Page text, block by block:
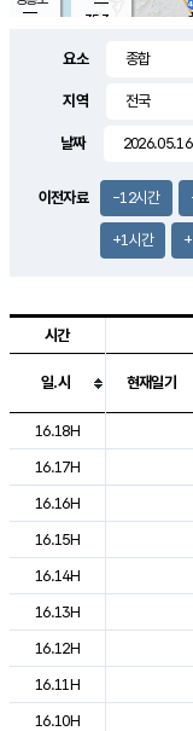
35.3
요소
지역
날짜
이전자료 -12시간
+1시간
도시별 기상실황표로
시간
일.시 현재일기
16.18H
16.17H
16.16H
16.15H
16.14H
16.13H
16.12H
16.11H
16.10H